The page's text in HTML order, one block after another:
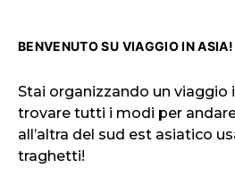
BENVENUTO SU VIAGGIO IN ASIA!
Stai organizzando un viaggio
trovare tutti i modi per
all’altra del sud est asiatico
traghetti!